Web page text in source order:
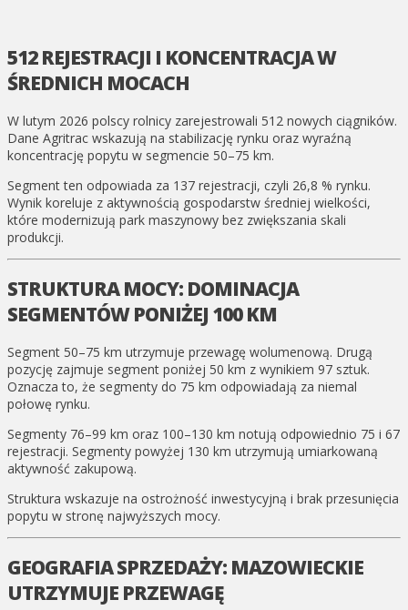
512 REJESTRACJI I KONCENTRACJA W
ŚREDNICH MOCACH
W lutym 2026 polscy rolnicy zarejestrowali 512 nowych ciągników.
Dane Agritrac wskazują na stabilizację rynku oraz wyraźną
koncentrację popytu w segmencie 50–75 km.
Segment ten odpowiada za 137 rejestracji, czyli 26,8 % rynku.
Wynik koreluje z aktywnością gospodarstw średniej wielkości,
które modernizują park maszynowy bez zwiększania skali
produkcji.
STRUKTURA MOCY: DOMINACJA
SEGMENTÓW PONIŻEJ 100 KM
Segment 50–75 km utrzymuje przewagę wolumenową. Drugą
pozycję zajmuje segment poniżej 50 km z wynikiem 97 sztuk.
Oznacza to, że segmenty do 75 km odpowiadają za niemal
połowę rynku.
Segmenty 76–99 km oraz 100–130 km notują odpowiednio 75 i 67
rejestracji. Segmenty powyżej 130 km utrzymują umiarkowaną
aktywność zakupową.
Struktura wskazuje na ostrożność inwestycyjną i brak przesunięcia
popytu w stronę najwyższych mocy.
GEOGRAFIA SPRZEDAŻY: MAZOWIECKIE
UTRZYMUJE PRZEWAGĘ